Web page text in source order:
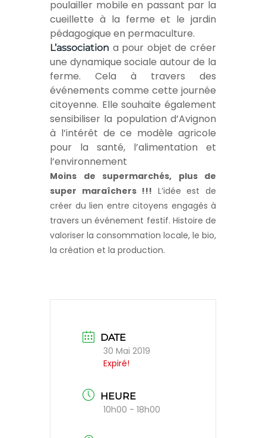
poulailler mobile en passant par la
cueillette à la ferme et le jardin
pédagogique en permaculture.
L’association a pour objet de créer
une dynamique sociale autour de la
ferme. Cela à travers des
événements comme cette journée
citoyenne. Elle souhaite également
sensibiliser la population d’Avignon
à l’intérêt de ce modèle agricole
pour la santé, l’alimentation et
l’environnement
Moins de supermarchés, plus de
super maraîchers !!! L’idée est de
créer du lien entre citoyens engagés à
travers un événement festif. Histoire de
valoriser la consommation locale, le bio,
la création et la production.
DATE
30 Mai 2019
Expiré!
HEURE
10h00 - 18h00